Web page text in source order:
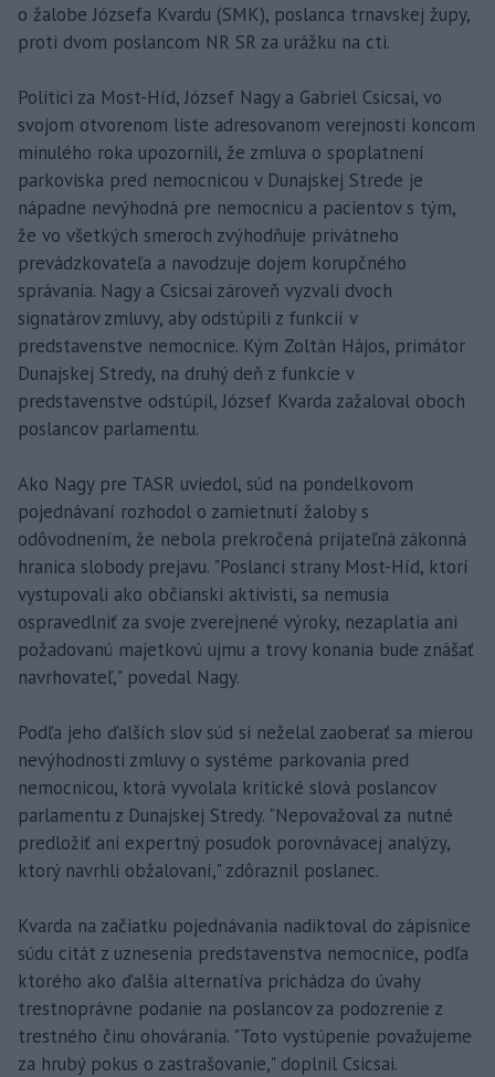
o žalobe Józsefa Kvardu (SMK), poslanca trnavskej župy,
proti dvom poslancom NR SR za urážku na cti.
Politici za Most-Híd, József Nagy a Gabriel Csicsai, vo
svojom otvorenom liste adresovanom verejnosti koncom
minulého roka upozornili, že zmluva o spoplatnení
parkoviska pred nemocnicou v Dunajskej Strede je
nápadne nevýhodná pre nemocnicu a pacientov s tým,
že vo všetkých smeroch zvýhodňuje privátneho
prevádzkovateľa a navodzuje dojem korupčného
správania. Nagy a Csicsai zároveň vyzvali dvoch
signatárov zmluvy, aby odstúpili z funkcií v
predstavenstve nemocnice. Kým Zoltán Hájos, primátor
Dunajskej Stredy, na druhý deň z funkcie v
predstavenstve odstúpil, József Kvarda zažaloval oboch
poslancov parlamentu.
Ako Nagy pre TASR uviedol, súd na pondelkovom
pojednávaní rozhodol o zamietnutí žaloby s
odôvodnením, že nebola prekročená prijateľná zákonná
hranica slobody prejavu. "Poslanci strany Most-Híd, ktorí
vystupovali ako občianski aktivisti, sa nemusia
ospravedlniť za svoje zverejnené výroky, nezaplatia ani
požadovanú majetkovú ujmu a trovy konania bude znášať
navrhovateľ," povedal Nagy.
Podľa jeho ďalších slov súd si neželal zaoberať sa mierou
nevýhodnosti zmluvy o systéme parkovania pred
nemocnicou, ktorá vyvolala kritické slová poslancov
parlamentu z Dunajskej Stredy. "Nepovažoval za nutné
predložiť ani expertný posudok porovnávacej analýzy,
ktorý navrhli obžalovaní," zdôraznil poslanec.
Kvarda na začiatku pojednávania nadiktoval do zápisnice
súdu citát z uznesenia predstavenstva nemocnice, podľa
ktorého ako ďalšia alternatíva prichádza do úvahy
trestnoprávne podanie na poslancov za podozrenie z
trestného činu ohovárania. "Toto vystúpenie považujeme
za hrubý pokus o zastrašovanie," doplnil Csicsai.